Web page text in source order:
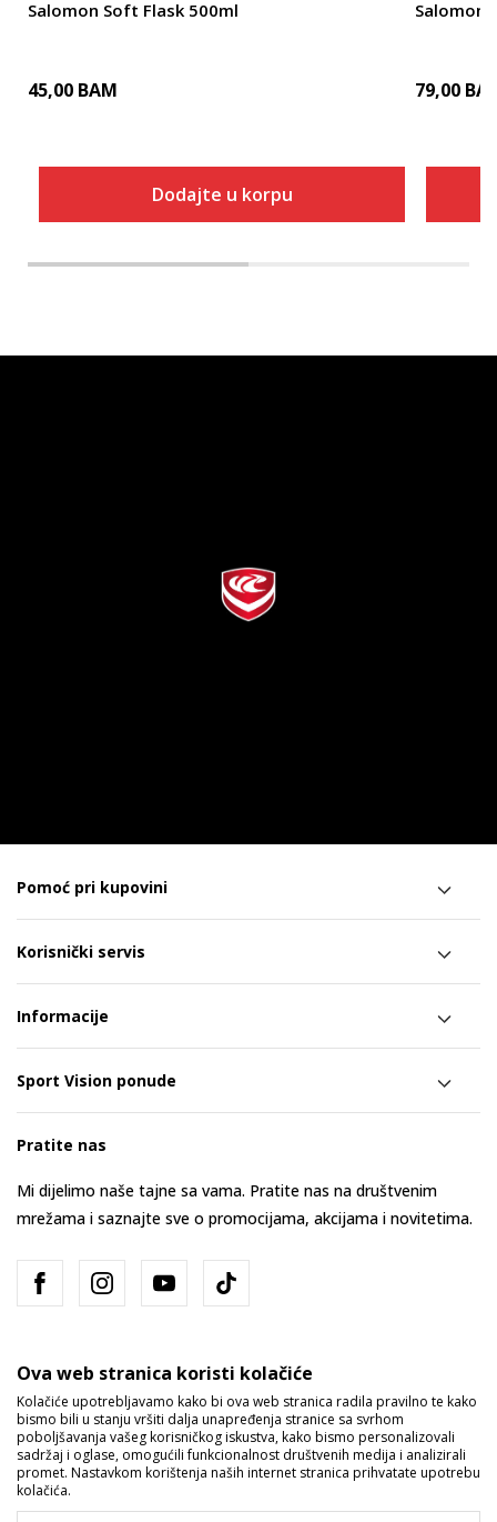
Salomon Soft Flask 500ml
45,00 BAM
Dodajte u korpu
Salomon
79,00
Pomoć pri kupovini
Korisnički servis
Informacije
Sport Vision ponude
Pratite nas
Mi dijelimo naše tajne sa vama. Pratite nas na društvenim
mrežama i saznajte sve o promocijama, akcijama i novitetima.
Bosna i Hercegovina Promijenite
Ova web stranica koristi kolačiće
Kolačiće upotrebljavamo kako bi ova web stranica radila pravilno te kako
bismo bili u stanju vršiti dalja unapređenja stranice sa svrhom
poboljšavanja vašeg korisničkog iskustva, kako bismo personalizovali
sadržaj i oglase, omogućili funkcionalnost društvenih medija i analizirali
promet. Nastavkom korištenja naših internet stranica prihvatate upotrebu
kolačića.